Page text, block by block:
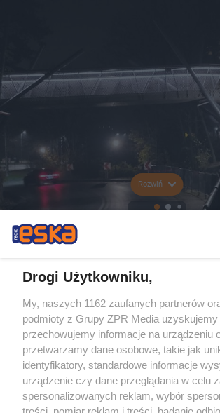
Rozwiń
Drogi Użytkowniku,
My, naszych 1162 zaufanych partnerów
podmioty z Grupy ZPR Media uzyskujemy
przechowujemy informacje na urządzeniu
przetwarzamy dane osobowe, takie jak
identyfikatory, standardowe informacje
urządzenie czy dane przeglądania w celu
spersonalizowanych reklam, wybór